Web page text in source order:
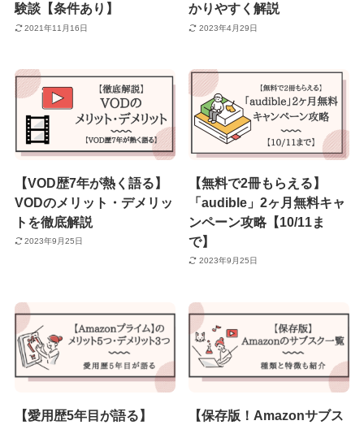
験談【条件あり】
2021年11月16日
かりやすく解説
2023年4月29日
【VOD歴7年が熱く語る】
VODのメリット・デメリッ
トを徹底解説
2023年9月25日
【無料で2冊もらえる】
「audible」2ヶ月無料キャ
ンペーン攻略【10/11ま
で】
2023年9月25日
【愛用歴5年目が語る】
【保存版！Amazonサブス